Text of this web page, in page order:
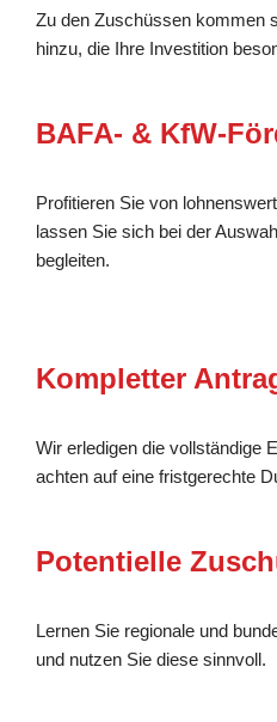
Zu den Zuschüssen kommen
hinzu, die Ihre Investition
BAFA- & KfW-
Profitieren Sie von
lassen Sie sich bei der
begleiten.
Kompletter
Wir erledigen die vollständige
achten auf eine fristgerechte
Potentielle
Lernen Sie regionale und
und nutzen Sie diese sinnvoll.